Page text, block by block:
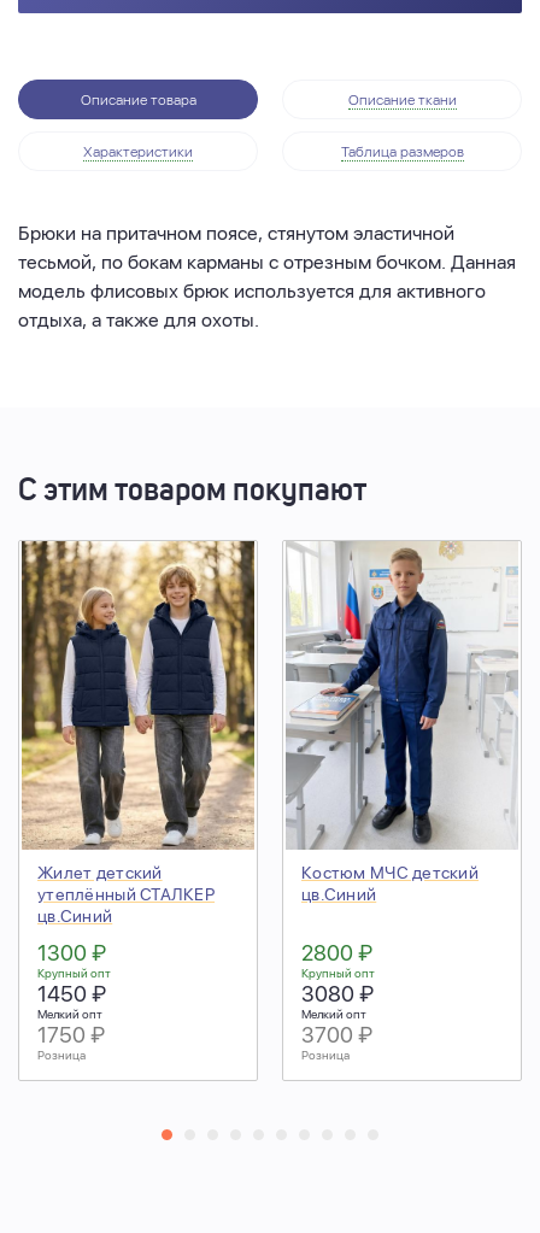
Описание товара Описание ткани
Характеристики Таблица размеров
Брюки на притачном поясе, стянутом эластичной
тесьмой, по бокам карманы с отрезным бочком. Данная
модель флисовых брюк используется для активного
отдыха, а также для охоты.
С этим товаром покупают
Жилет детский
утеплённый СТАЛКЕР
цв.Синий
1300 ₽
Крупный опт
1450 ₽
Мелкий опт
1750 ₽
Розница
Костюм МЧС детский
цв.Синий
2800 ₽
Крупный опт
3080 ₽
Мелкий опт
3700 ₽
Розница